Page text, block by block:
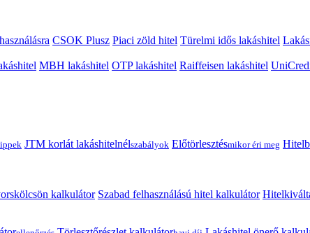
CSOK Plusz Piaci zöld hitel Türelmi idős lakáshitel
MBH lakáshitel OTP lakáshitel Raiffeisen lakáshitel
JTM korlát lakáshitelnélszabályok Előtörlesztésmikor éri meg
kalkulátor Szabad felhasználású hitel kalkulátor